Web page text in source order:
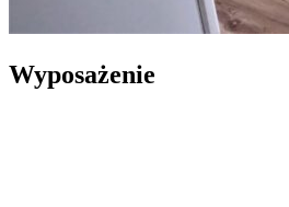
Wyposażenie